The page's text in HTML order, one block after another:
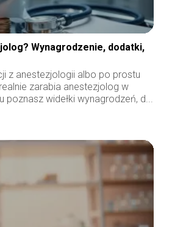
Wynagrodzenie, dodatki,
z anestezjologii albo po prostu
zarabia anestezjolog w
poznasz widełki wynagrodzeń, d...